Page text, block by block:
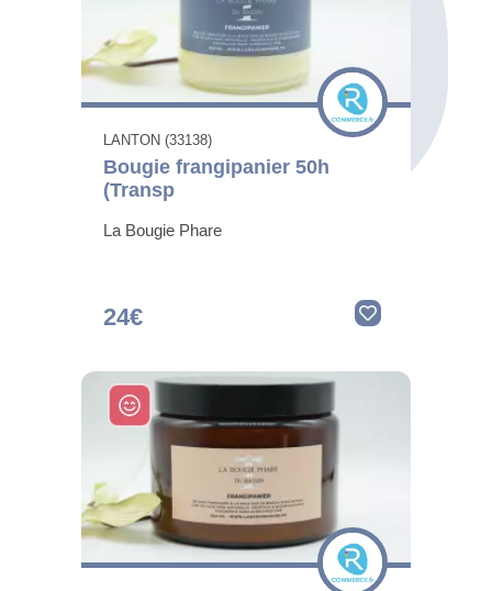
LANTON (33138)
Bougie frangipanier 50h
(Transp
La Bougie Phare
24€